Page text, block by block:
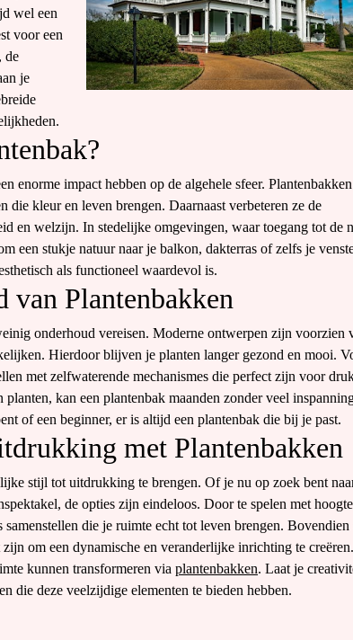
wel een
voor een
de
je
enorme impact hebben op de algehele sfeer.
die kleur en leven brengen. Daarnaast verbeteren ze de
en welzijn. In stedelijke omgevingen, waar toegang tot de
een stukje natuur naar je balkon, dakterras of zelfs je
als functioneel waardevol is.
Plantenbakken
onderhoud vereisen. Moderne ontwerpen zijn voorzien
Hierdoor blijven je planten langer gezond en mooi.
met zelfwaterende mechanismes die perfect zijn voor
kan een plantenbak maanden zonder veel
of een beginner, er is altijd een plantenbak die bij je past.
met Plantenbakken
stijl tot uitdrukking te brengen. Of je nu op zoek bent
de opties zijn eindeloos. Door te spelen met
die je ruimte echt tot leven brengen.
om een dynamische en veranderlijke inrichting te
kunnen transformeren via plantenbakken. Laat je
die deze veelzijdige elementen te bieden hebben.